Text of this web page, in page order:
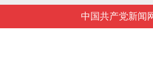
中国共产党新闻